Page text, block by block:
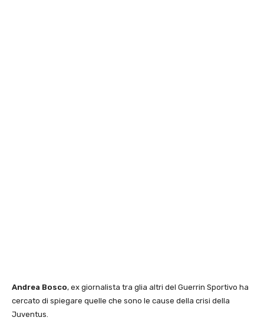
Andrea Bosco, ex giornalista tra glia altri del Guerrin Sportivo ha
cercato di spiegare quelle che sono le cause della crisi della
Juventus.